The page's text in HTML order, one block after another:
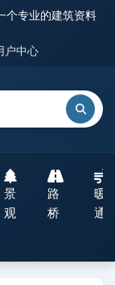
专业的建筑资料
户中心
景
观
路
桥
暖
通